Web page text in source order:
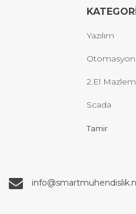
Yazılım
Otomasyon
2.El
Scada
Tamir